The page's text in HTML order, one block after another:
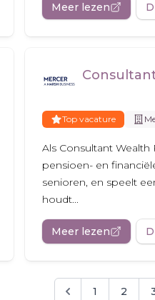
Meer lezen
Top vacature
Als Consultant
pensioen- en
senioren, en speelt
houdt...
Meer lezen
1 2